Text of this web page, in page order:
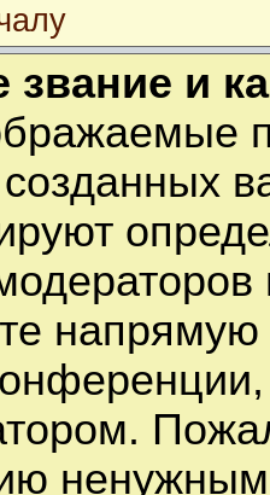
звание и
созданных
напрямую